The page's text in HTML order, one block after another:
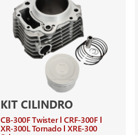
KIT CILINDRO
CB-300F Twister CRF-300F
XR-300L Tornado XRE-300